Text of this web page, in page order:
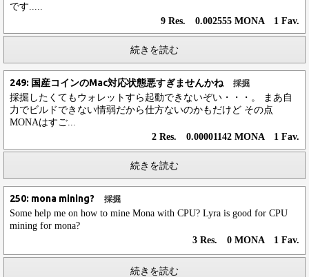
です.....
9 Res. 0.002555 MONA 1 Fav.
続きを読む
249: 国産コインのMac対応状態悪すぎませんかね 採掘
採掘したくてもウォレットすら起動できないぞい・・・。 まあ自
力でビルドできない情弱だから仕方ないのかもだけど その点
MONAはすご...
2 Res. 0.00001142 MONA 1 Fav.
続きを読む
250: mona mining? 採掘
Some help me on how to mine Mona with CPU? Lyra is good for CPU
mining for mona?
3 Res. 0 MONA 1 Fav.
続きを読む